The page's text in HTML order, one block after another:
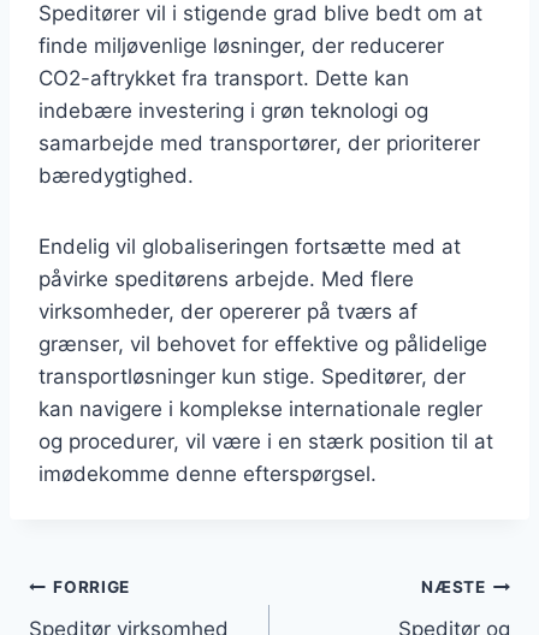
Speditører vil i stigende grad blive bedt om at
finde miljøvenlige løsninger, der reducerer
CO2-aftrykket fra transport. Dette kan
indebære investering i grøn teknologi og
samarbejde med transportører, der prioriterer
bæredygtighed.
Endelig vil globaliseringen fortsætte med at
påvirke speditørens arbejde. Med flere
virksomheder, der opererer på tværs af
grænser, vil behovet for effektive og pålidelige
transportløsninger kun stige. Speditører, der
kan navigere i komplekse internationale regler
og procedurer, vil være i en stærk position til at
imødekomme denne efterspørgsel.
Indlægsnavigation
FORRIGE
Speditør virksomhed
NÆSTE
Speditør og